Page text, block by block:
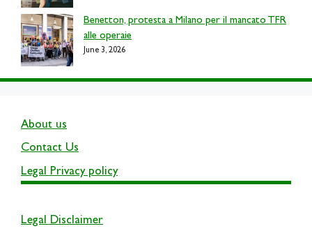
Benetton, protesta a Milano per il mancato TFR
alle operaie
June 3, 2026
About us
Contact Us
Legal Privacy policy
Legal Disclaimer